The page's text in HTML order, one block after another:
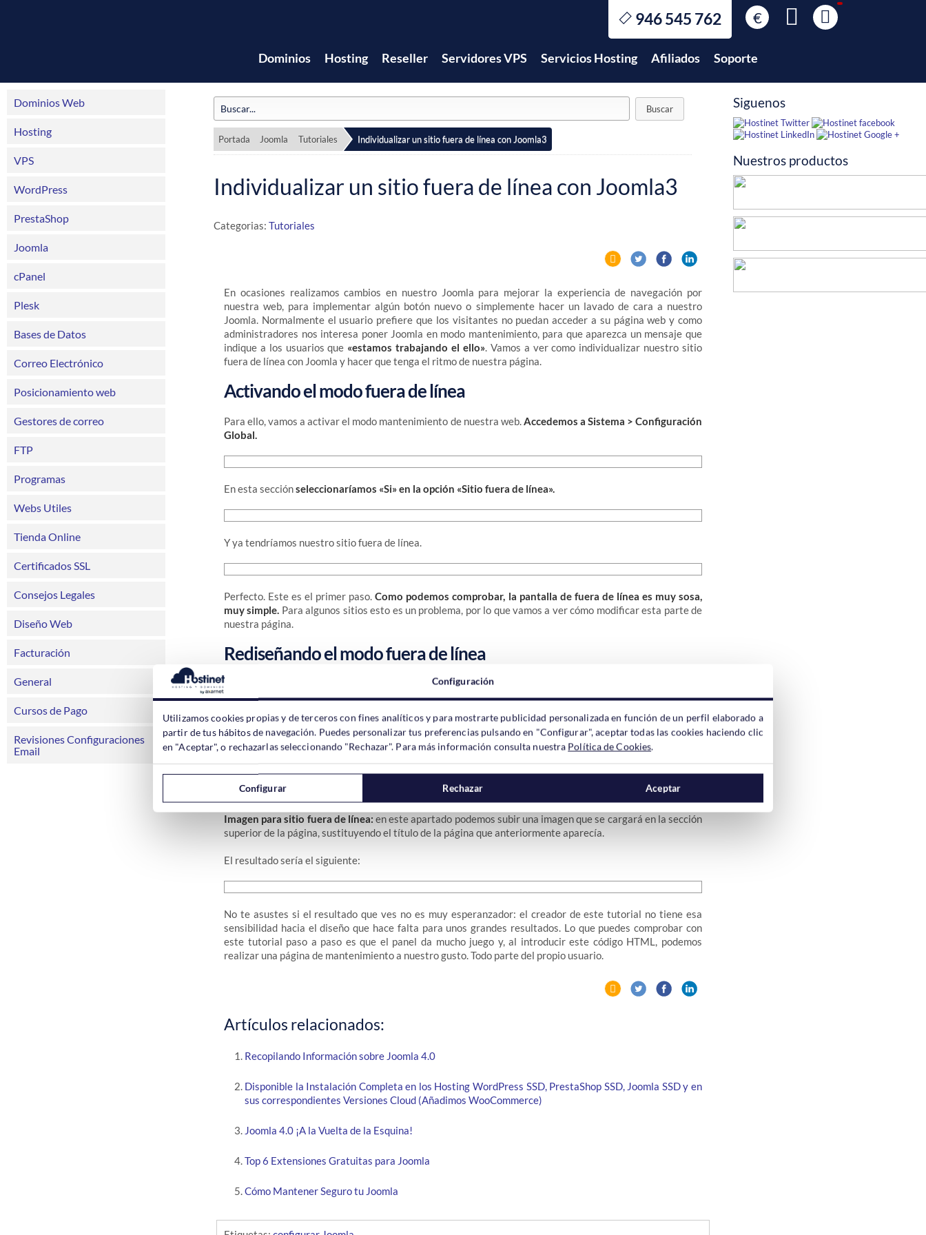
946 545 762
Dominios Hosting Reseller Servidores VPS Servicios Hosting Afiliados Soporte
€
GBP
MXN
Dominios Web
Hosting
VPS
WordPress
PrestaShop
Joomla
cPanel
Plesk
Bases de Datos
Correo Electrónico
Posicionamiento web
Gestores de correo
FTP
Programas
Webs Utiles
Tienda Online
Certificados SSL
Consejos Legales
Diseño Web
Facturación
General
Cursos de Pago
Revisiones Configuraciones
Email
Siguenos
Nuestros productos
Portada Joomla Tutoriales Individualizar un sitio fuera de línea con Joomla3
Individualizar un sitio fuera de línea con Joomla3
Categorias: Tutoriales
En ocasiones realizamos cambios en nuestro Joomla para mejorar la experiencia de navegación por
nuestra web, para implementar algún botón nuevo o simplemente hacer un lavado de cara a nuestro
Joomla. Normalmente el usuario prefiere que los visitantes no puedan acceder a su página web y como
administradores nos interesa poner Joomla en modo mantenimiento, para que aparezca un mensaje que
indique a los usuarios que «estamos trabajando el ello». Vamos a ver como individualizar nuestro sitio
fuera de línea con Joomla y hacer que tenga el ritmo de nuestra página.
Activando el modo fuera de línea
Para ello, vamos a activar el modo mantenimiento de nuestra web.Accedemos a Sistema > Configuración
Global.
En esta secciónseleccionaríamos «Si» en la opción «Sitio fuera de línea».
Y ya tendríamos nuestro sitio fuera de línea.
Perfecto. Este es el primer paso.Como podemos comprobar, la pantalla de fuera de línea es muy sosa,
muy simple. Para algunos sitios esto es un problema, por lo que vamos a ver cómo modificar esta parte de
nuestra página.
Rediseñando el modo fuera de línea
Tenemos varias opciones desde la sección donde hemos activado el modo fuera de línea.
Mensaje personalizado:en este mensaje podemos introducir el texto que queramos. Además es posible
introducir código HTML con etiquetas para modificar el diseño de la misma. En nuestro ejemplo, hemos
introducido una imagen en esta zona.
Imagen para sitio fuera de línea: en este apartado podemos subir una imagen que se cargará en la sección
superior de la página, sustituyendo el título de la página que anteriormente aparecía.
El resultado sería el siguiente:
No te asustes si el resultado que ves no es muy esperanzador: el creador de este tutorial no tiene esa
sensibilidad hacia el diseño que hace falta para unos grandes resultados. Lo que puedes comprobar con
este tutorial paso a paso es que el panel da mucho juego y, al introducir este código HTML, podemos
realizar una página de mantenimiento a nuestro gusto. Todo parte del propio usuario.
Artículos relacionados:
Recopilando Información sobre Joomla 4.0
Disponible la Instalación Completa en los Hosting WordPress SSD, PrestaShop SSD, Joomla SSD y en
sus correspondientes Versiones Cloud (Añadimos WooCommerce)
Joomla 4.0 ¡A la Vuelta de la Esquina!
Top 6 Extensiones Gratuitas para Joomla
Cómo Mantener Seguro tu Joomla
Configuración
Utilizamos cookies propias y de terceros con fines analíticos y para mostrarte publicidad personalizada en función de un perfil elaborado a
partir de tus hábitos de navegación. Puedes personalizar tus preferencias pulsando en "Configurar", aceptar todas las cookies haciendo clic
en "Aceptar", o rechazarlas seleccionando "Rechazar". Para más información consulta nuestra Política de Cookies.
Configurar Rechazar Aceptar